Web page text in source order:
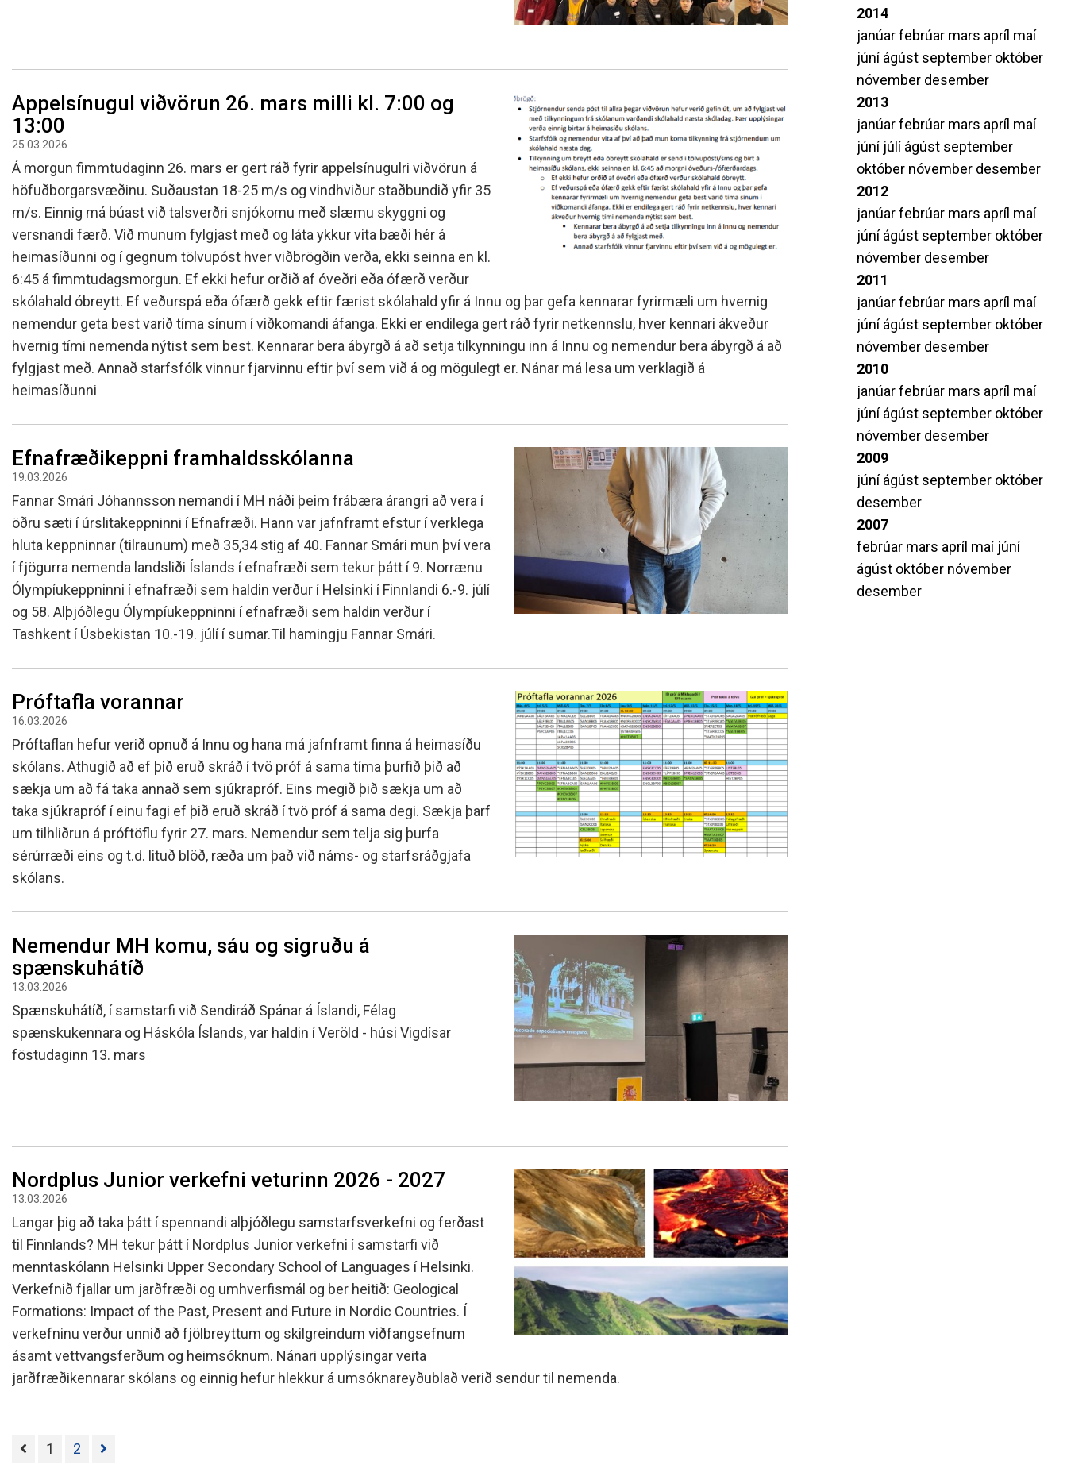
Appelsínugul viðvörun 26. mars milli kl. 7:00 og
13:00
25.03.2026
Á morgun fimmtudaginn 26. mars er gert ráð fyrir appelsínugulri viðvörun á
höfuðborgarsvæðinu. Suðaustan 18-25 m/s og vindhviður staðbundið yfir 35
m/s. Einnig má búast við talsverðri snjókomu með slæmu skyggni og
versnandi færð. Við munum fylgjast með og láta ykkur vita bæði hér á
heimasíðunni og í gegnum tölvupóst hver viðbrögðin verða, ekki seinna en kl.
6:45 á fimmtudagsmorgun. Ef ekki hefur orðið af óveðri eða ófærð verður
skólahald óbreytt. Ef veðurspá eða ófærð gekk eftir færist skólahald yfir á Innu og þar gefa kennarar fyrirmæli um hvernig
nemendur geta best varið tíma sínum í viðkomandi áfanga. Ekki er endilega gert ráð fyrir netkennslu, hver kennari ákveður
hvernig tími nemenda nýtist sem best. Kennarar bera ábyrgð á að setja tilkynningu inn á Innu og nemendur bera ábyrgð á að
fylgjast með. Annað starfsfólk vinnur fjarvinnu eftir því sem við á og mögulegt er. Nánar má lesa um verklagið á
heimasíðunni
Efnafræðikeppni framhaldsskólanna
19.03.2026
Fannar Smári Jóhannsson nemandi í MH náði þeim frábæra árangri að vera í
öðru sæti í úrslitakeppninni í Efnafræði. Hann var jafnframt efstur í verklega
hluta keppninnar (tilraunum) með 35,34 stig af 40. Fannar Smári mun því vera
í fjögurra nemenda landsliði Íslands í efnafræði sem tekur þátt í 9. Norrænu
Ólympíukeppninni í efnafræði sem haldin verður í Helsinki í Finnlandi 6.-9. júlí
og 58. Alþjóðlegu Ólympíukeppninni í efnafræði sem haldin verður í
Tashkent í Úsbekistan 10.-19. júlí í sumar.Til hamingju Fannar Smári.
Próftafla vorannar
16.03.2026
Próftaflan hefur verið opnuð á Innu og hana má jafnframt finna á heimasíðu
skólans. Athugið að ef þið eruð skráð í tvö próf á sama tíma þurfið þið að
sækja um að fá taka annað sem sjúkrapróf. Eins megið þið sækja um að
taka sjúkrapróf í einu fagi ef þið eruð skráð í tvö próf á sama degi. Sækja þarf
um tilhliðrun á próftöflu fyrir 27. mars. Nemendur sem telja sig þurfa
sérúrræði eins og t.d. lituð blöð, ræða um það við náms- og starfsráðgjafa
skólans.
Nemendur MH komu, sáu og sigruðu á
spænskuhátíð
13.03.2026
Spænskuhátíð, í samstarfi við Sendiráð Spánar á Íslandi, Félag
spænskukennara og Háskóla Íslands, var haldin í Veröld - húsi Vigdísar
föstudaginn 13. mars
Nordplus Junior verkefni veturinn 2026 - 2027
13.03.2026
Langar þig að taka þátt í spennandi alþjóðlegu samstarfsverkefni og ferðast
til Finnlands? MH tekur þátt í Nordplus Junior verkefni í samstarfi við
menntaskólann Helsinki Upper Secondary School of Languages í Helsinki.
Verkefnið fjallar um jarðfræði og umhverfismál og ber heitið: Geological
Formations: Impact of the Past, Present and Future in Nordic Countries. Í
verkefninu verður unnið að fjölbreyttum og skilgreindum viðfangsefnum
ásamt vettvangsferðum og heimsóknum. Nánari upplýsingar veita
jarðfræðikennarar skólans og einnig hefur hlekkur á umsóknareyðublað verið sendur til nemenda.
1 2
2014
janúarfebrúar mars apríl maí
júníágúst september október
nóvember desember
2013
janúarfebrúar mars apríl maí
júní júlíágúst september
október nóvember desember
2012
janúarfebrúar mars apríl maí
júníágúst september október
nóvember desember
2011
janúarfebrúar mars apríl maí
júníágúst september október
nóvember desember
2010
janúarfebrúar mars apríl maí
júníágúst september október
nóvember desember
2009
júníágúst september október
desember
2007
febrúar mars apríl maí júní
ágúst október nóvember
desember